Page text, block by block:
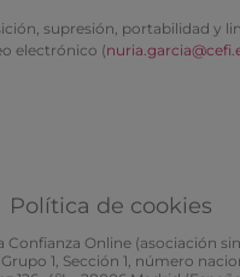
supresión, portabilidad
electrónico (
Política de cookies
Online (asociación
1, Sección 1, número